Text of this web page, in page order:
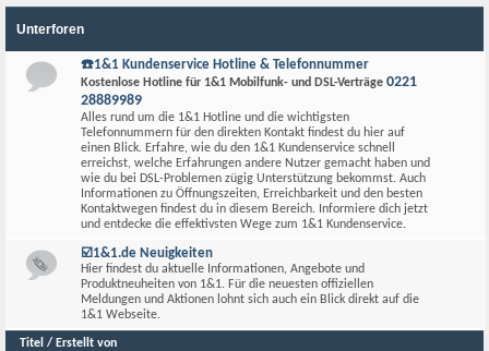
Unterforen
☎️1&1 Kundenservice Hotline & Telefonnummer
Kostenlose Hotline für 1&1 Mobilfunk- und DSL-Verträge 0221
28889989
Alles rund um die 1&1 Hotline und die wichtigsten
Telefonnummern für den direkten Kontakt findest du hier auf
einen Blick. Erfahre, wie du den 1&1 Kundenservice schnell
erreichst, welche Erfahrungen andere Nutzer gemacht haben und
wie du bei DSL-Problemen zügig Unterstützung bekommst. Auch
Informationen zu Öffnungszeiten, Erreichbarkeit und den besten
Kontaktwegen findest du in diesem Bereich. Informiere dich jetzt
und entdecke die effektivsten Wege zum 1&1 Kundenservice.
☑️1&1.de Neuigkeiten
Hier findest du aktuelle Informationen, Angebote und
Produktneuheiten von 1&1. Für die neuesten offiziellen
Meldungen und Aktionen lohnt sich auch ein Blick direkt auf die
1&1 Webseite.
Titel / Erstellt von